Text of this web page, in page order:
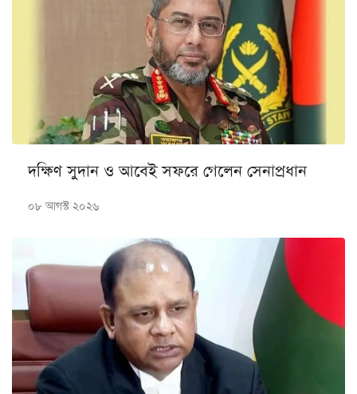
দক্ষিণ সুদান ও আবেই সফরে গেলেন সেনাপ্রধান
০৮ আগস্ট ২০২৬